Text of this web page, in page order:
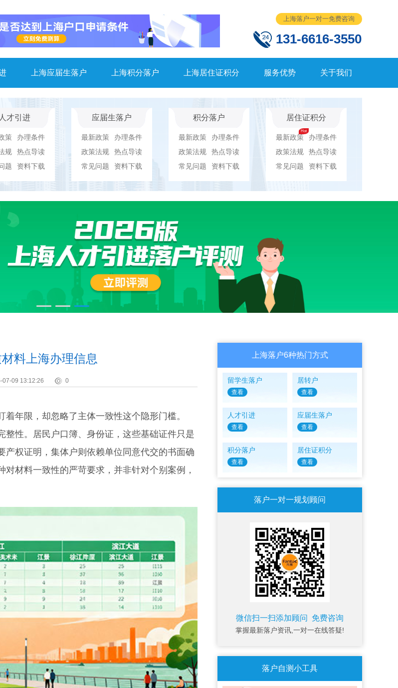
上海落户一对一免费咨询
131-6616-3550
上海应届生落户 上海积分落户 上海居住证积分 服务优势 关于我们
人才引进
策
办理条件
规
热点导读
题
资料下载
应届生落户
最新政策
办理条件
政策法规
热点导读
常见问题
资料下载
积分落户
最新政策
办理条件
政策法规
热点导读
常见问题
资料下载
居住证积分
最新政策
办理条件
政策法规
热点导读
常见问题
资料下载
料上海办理信息
07-09 13:12:26 0
年限，却忽略了主体一致性这个隐形门槛。
性。居民户口簿、身份证，这些基础证件只是
权证明，集体户则依赖单位同意代交的书面确
材料一致性的严苛要求，并非针对个别案例，
上海落户6种热门方式
留学生落户
查看
居转户
查看
人才引进
查看
应届生落户
查看
积分落户
查看
居住证积分
查看
落户一对一规划顾问
微信扫一扫添加顾问 免费咨询
掌握最新落户资讯,一对一在线答疑!
落户自测小工具